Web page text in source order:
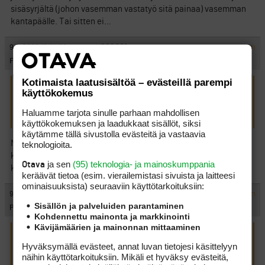
sisäsyrjältä (johon vasemman vastatyö sitä painaa) vasemman
kantapäälle. Tai sitten ei…
9.9.2008 16:14:00 #229001 ILMOITA ASIATON VIESTI
Fubar
Scoop kirjoitti:(9.9.2008 13:02:10)
oikean jalan päällä)? Pallon takana voi pysyä muutenkin…
Niinpä. Stack & Tilt -svingiä vääntäneet äijät ainakin ovat
kovasti kehuneet tuijotelleensa Hogania kun metodiaan ovat
kehitelleet.
9.9.2008 16:18:00 ILMOITA ASIATON VIESTI
Pulli-Paavo
Kotimaista laatusisältöä – evästeillä parempi
käyttökokemus
Haluamme tarjota sinulle parhaan mahdollisen
käyttökokemuksen ja laadukkaat sisällöt, siksi
käytämme tällä sivustolla evästeitä ja vastaavia
teknologioita.
Otava ja sen (95) teknologia- ja mainoskumppania
keräävät tietoa (esim. vierailemis­tasi sivuista ja laitteesi
ominaisuuk­sista) seuraaviin käyttötarkoituksiin:
Sisällön ja palveluiden parantaminen
Kohdennettu mainonta ja markkinointi
Kävijämäärien ja mainonnan mittaaminen
Hyväksymällä evästeet, annat luvan tietojesi käsittelyyn
näihin käyttötarkoituksiin. Mikäli et hyväksy evästeitä,